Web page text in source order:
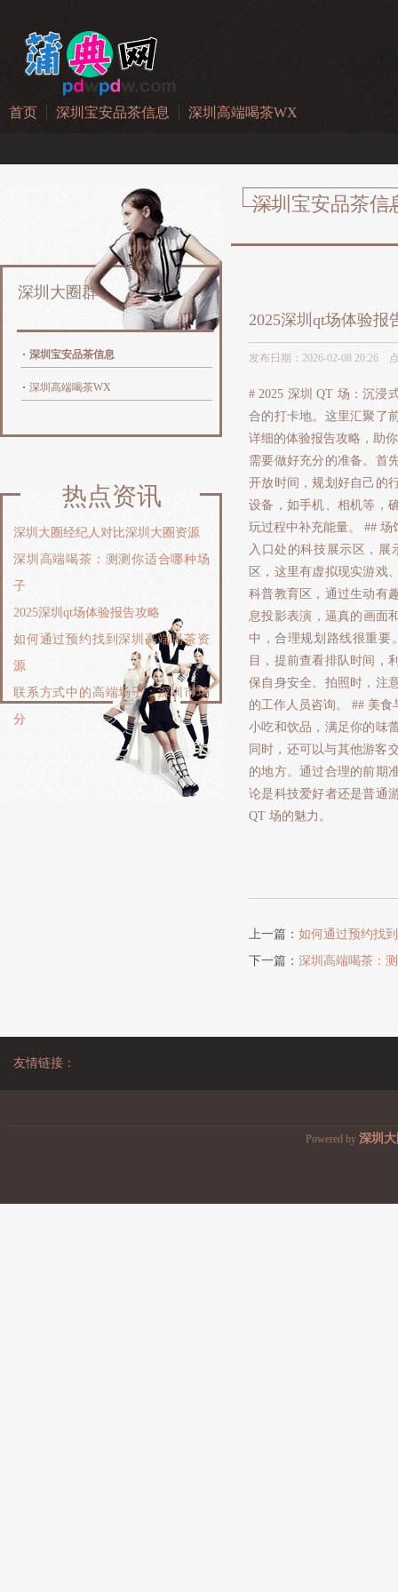
首页 深圳宝安品茶信息 深圳高端喝茶WX
深圳大圈群
深圳宝安品茶信息
深圳高端喝茶WX
热点资讯
‌深圳大圈经纪人对比深圳大圈资源
深圳高端喝茶：测测你适合哪种场
子
2025深圳qt场体验报告攻略
如何通过预约找到深圳高端喝茶资
源
联系方式中的高端场子：深圳市场
分
深圳宝安品茶信
2025深圳qt场体验报
发布日期：2026-02-08 20:26
# 2025 深圳 QT 场：沉浸
合的打卡地。这里汇聚了
详细的体验报告攻略，助
需要做好充分的准备。首
开放时间，规划好自己的
设备，如手机、相机等，
玩过程中补充能量。 ##
入口处的科技展示区，展
区，这里有虚拟现实游戏
科普教育区，通过生动有
息投影表演，逼真的画面
中，合理规划路线很重要
目，提前查看排队时间，
保自身安全。拍照时，注
的工作人员咨询。 ## 美
小吃和饮品，满足你的味
同时，还可以与其他游客
的地方。通过合理的前期
论是科技爱好者还是普通
QT 场的魅力。
上一篇： 如何通过预约找
下一篇： 深圳高端喝茶：
友情链接：
Powered by 深圳